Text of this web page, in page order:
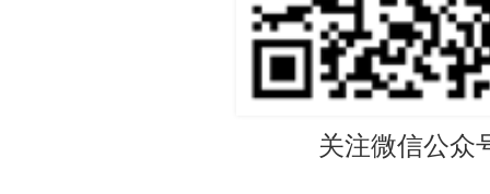
关注微信公众